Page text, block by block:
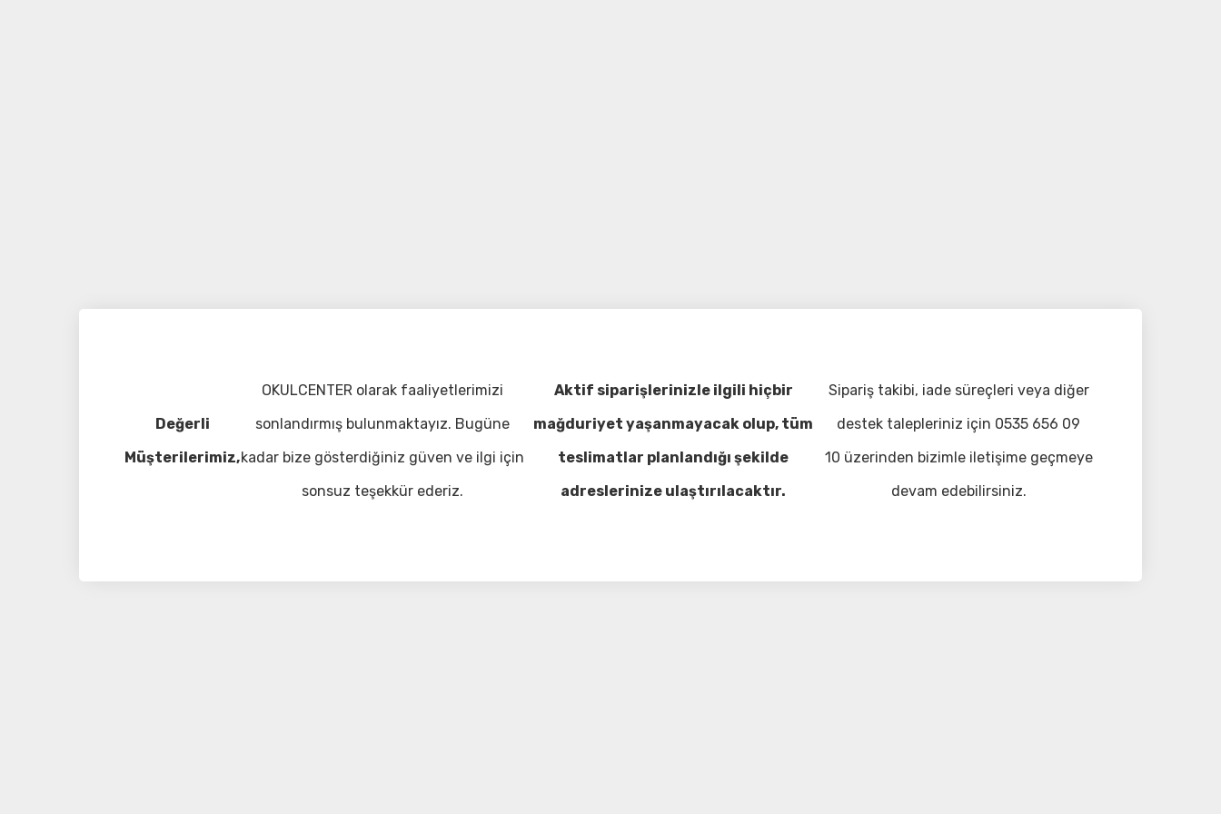
Değerli
Müşterilerimiz,
OKULCENTER olarak faaliyetlerimizi
sonlandırmış bulunmaktayız. Bugüne
kadar bize gösterdiğiniz güven ve ilgi için
sonsuz teşekkür ederiz.
Aktif siparişlerinizle ilgili hiçbir
mağduriyet yaşanmayacak olup, tüm
teslimatlar planlandığı şekilde
adreslerinize ulaştırılacaktır.
Sipariş takibi, iade süreçleri veya diğer
destek talepleriniz için 0535 656 09
10 üzerinden bizimle iletişime geçmeye
devam edebilirsiniz.